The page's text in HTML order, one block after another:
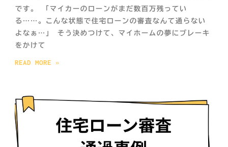
です。 「マイカーのローンがまだ数百万残ってい
る……。こんな状態で住宅ローンの審査なんて通らない
よなぁ…」 そう決めつけて、マイホームの夢にブレーキ
をかけて
READ MORE »